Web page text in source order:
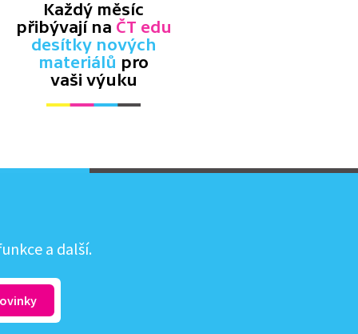
Každý měsíc
přibývají na ČT edu
desítky nových
materiálů pro
vaši výuku
a další.